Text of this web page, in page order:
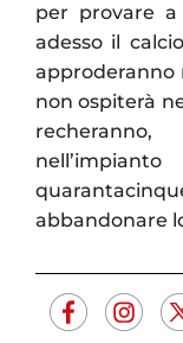
per provare
adesso il
approderanno
non ospiterà
abbandonare